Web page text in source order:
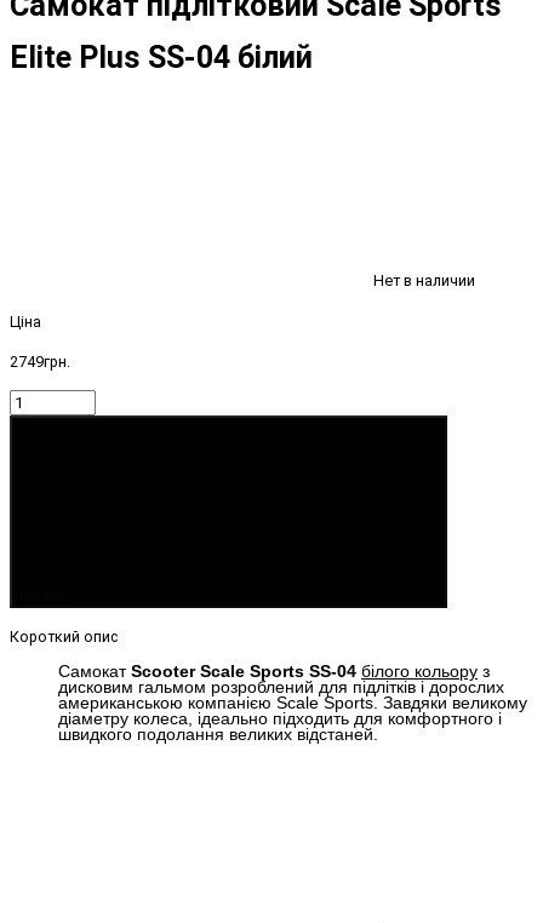
Elite Plus SS-04 білий
Нет в наличии
Ціна
2749грн.
Короткий опис
СамокатScooter Scale Sports SS-04 білого кольору з
дисковим гальмом розроблений для підлітків і дорослих
американською компанією Scale Sports. Завдяки великому
діаметру колеса, ідеально підходить для комфортного і
швидкого подолання великих відстаней.